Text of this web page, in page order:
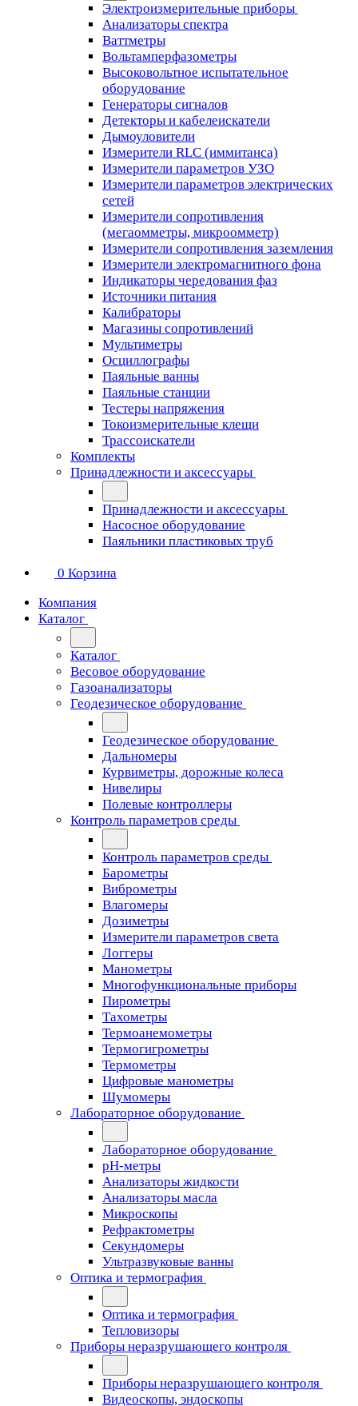
Электроизмерительные приборы
Анализаторы спектра
Ваттметры
Вольтамперфазометры
Высоковольтное испытательное
оборудование
Генераторы сигналов
Детекторы и кабелеискатели
Дымоуловители
Измерители RLC (иммитанса)
Измерители параметров УЗО
Измерители параметров электрических
сетей
Измерители сопротивления
(мегаомметры, микроомметр)
Измерители сопротивления заземления
Измерители электромагнитного фона
Индикаторы чередования фаз
Источники питания
Калибраторы
Магазины сопротивлений
Мультиметры
Осциллографы
Паяльные ванны
Паяльные станции
Тестеры напряжения
Токоизмерительные клещи
Трассоискатели
Комплекты
Принадлежности и аксессуары
Принадлежности и аксессуары
Насосное оборудование
Паяльники пластиковых труб
0 Корзина
Компания
Каталог
Каталог
Весовое оборудование
Газоанализаторы
Геодезическое оборудование
Геодезическое оборудование
Дальномеры
Курвиметры, дорожные колеса
Нивелиры
Полевые контроллеры
Контроль параметров среды
Контроль параметров среды
Барометры
Виброметры
Влагомеры
Дозиметры
Измерители параметров света
Логгеры
Манометры
Многофункциональные приборы
Пирометры
Тахометры
Термоанемометры
Термогигрометры
Термометры
Цифровые манометры
Шумомеры
Лабораторное оборудование
Лабораторное оборудование
pH-метры
Анализаторы жидкости
Анализаторы масла
Микроскопы
Рефрактометры
Секундомеры
Ультразвуковые ванны
Оптика и термография
Оптика и термография
Тепловизоры
Приборы неразрушающего контроля
Приборы неразрушающего контроля
Видеоскопы, эндоскопы